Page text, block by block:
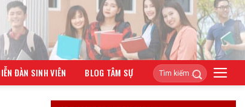
ĐÀN SINH VIÊN BLOG TÂM SỰ